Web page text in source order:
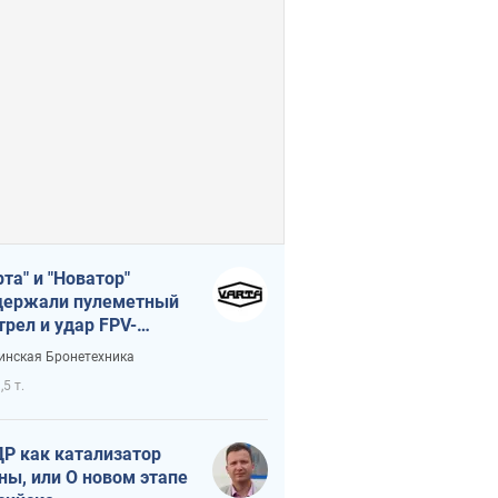
и "Новатор"
пулеметный
и удар FPV-
сохранив жизнь
Бронетехника
т.
как катализатор
или О новом этапе